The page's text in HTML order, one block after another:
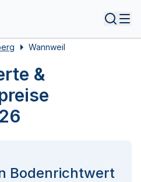
Wannweil
&
Bodenrichtwert